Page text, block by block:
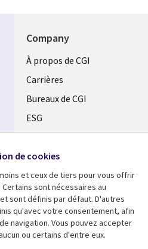
Company
Useful
links
CANADA
FR
À propos de CGI
Carrières
Bureaux de CGI
ESG
Alliances
Support
Legal
Restrictions et
de cookies
et ceux de tiers pour vous offrir
sont nécessaires au
sont définis par défaut. D'autres
qu'avec votre consentement, afin
navigation. Vous pouvez accepter
ou certains d'entre eux.